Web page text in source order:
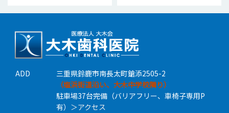
ADD
三重県鈴鹿市南長太町鎗添2505-2
（塩浜街道沿い、大木中学校隣り）
駐車場37台完備（バリアフリー、車椅子専用P
有） ＞アクセス